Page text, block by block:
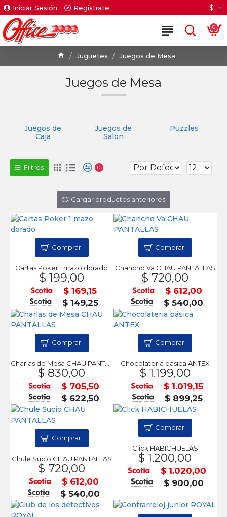
Iniciar Sesión Registrate $
0
Juguetes Juegos de Mesa
Juegos de Mesa
Juegos de
Caja
Juegos de
Salón
Puzzles
Filtros 0
Cargar productos anteriores
Cartas Poker 1 mazo dorado
$ 199,00
$ 169,15
$ 149,25
Comprar
Chancho Va CHAU PANTALLAS
$ 720,00
$ 612,00
$ 540,00
Comprar
Charlas de Mesa CHAU PANTALLAS
$ 830,00
$ 705,50
$ 622,50
Comprar
Chocolateria básica ANTEX
$ 1.199,00
$ 1.019,15
$ 899,25
Comprar
Chule Sucio CHAU PANTALLAS
$ 720,00
$ 612,00
$ 540,00
Comprar
Click HABICHUELAS
$ 1.200,00
$ 1.020,00
$ 900,00
Comprar